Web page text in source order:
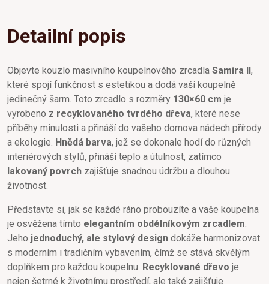
Detailní popis
Objevte kouzlo masivního koupelnového zrcadla Samira II,
které spojí funkčnost s estetikou a dodá vaší koupelně
jedinečný šarm. Toto zrcadlo s rozměry 130×60 cm je
vyrobeno z recyklovaného tvrdého dřeva, které nese
příběhy minulosti a přináší do vašeho domova nádech přírody
a ekologie. Hnědá barva, jež se dokonale hodí do různých
interiérových stylů, přináší teplo a útulnost, zatímco
lakovaný povrch zajišťuje snadnou údržbu a dlouhou
životnost.
Představte si, jak se každé ráno probouzíte a vaše koupelna
je osvěžena tímto elegantním obdélníkovým zrcadlem
Jeho jednoduchý, ale stylový design dokáže harmonizovat
s moderním i tradičním vybavením, čímž se stává skvělým
doplňkem pro každou koupelnu. Recyklované dřevo je
nejen šetrné k životnímu prostředí, ale také zajišťuje